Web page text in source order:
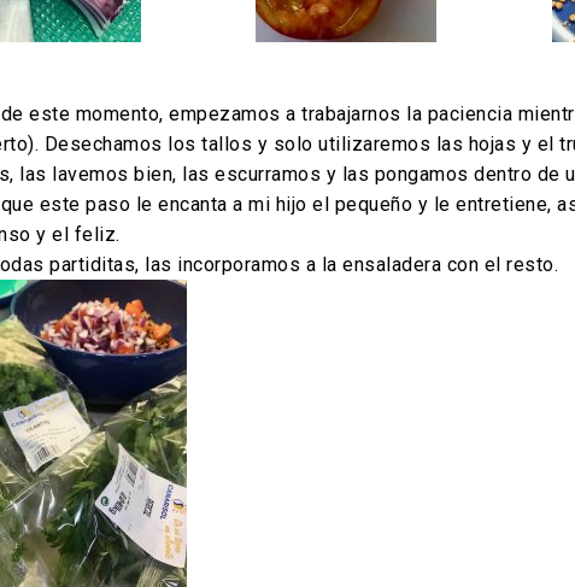
este momento, empezamos a trabajarnos la paciencia
Desechamos los tallos y solo utilizaremos las hojas y el
las lavemos bien, las escurramos y las pongamos dentro de
este paso le encanta a mi hijo el pequeño y le entretiene,
y el feliz.
partiditas, las incorporamos a la ensaladera con el resto.